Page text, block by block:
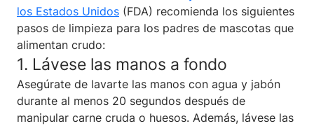
los Estados Unidos (FDA) recomienda los siguientes
pasos de limpieza para los padres de mascotas que
alimentan crudo:
1. Lávese las manos a fondo
Asegúrate de lavarte las manos con agua y jabón
durante al menos 20 segundos después de
manipular carne cruda o huesos. Además, lávese las